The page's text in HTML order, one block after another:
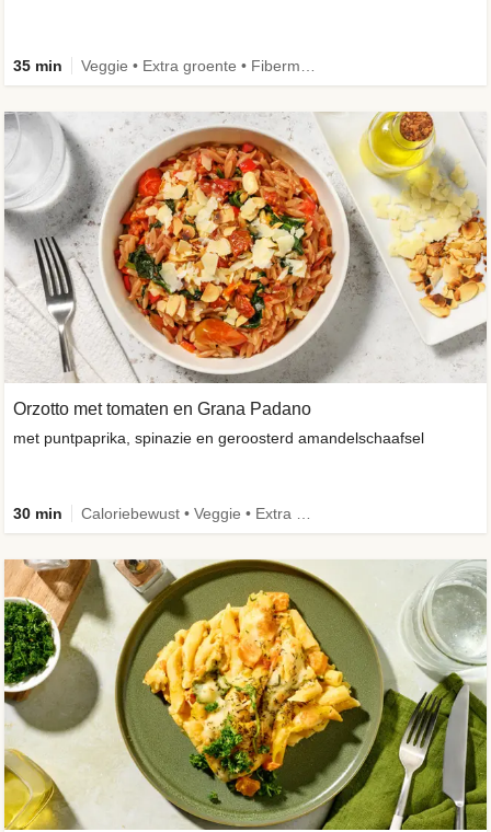
35 min
Orzotto met tomaten en Grana Padano
met puntpaprika, spinazie en geroosterd amandelschaafsel
30 min